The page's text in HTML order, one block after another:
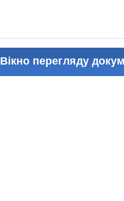
Вікно перегляду